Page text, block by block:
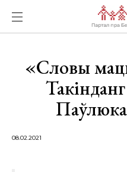
«Словы
08.02.2021